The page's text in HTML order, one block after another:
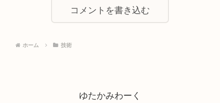
コメントを書き込む
ホーム 技術
ゆたかみわーく